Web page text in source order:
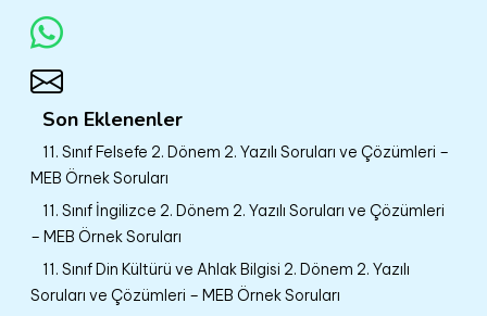
Son Eklenenler
11. Sınıf Felsefe 2. Dönem 2. Yazılı Soruları ve Çözümleri –
MEB Örnek Soruları
11. Sınıf İngilizce 2. Dönem 2. Yazılı Soruları ve Çözümleri
– MEB Örnek Soruları
11. Sınıf Din Kültürü ve Ahlak Bilgisi 2. Dönem 2. Yazılı
Soruları ve Çözümleri – MEB Örnek Soruları